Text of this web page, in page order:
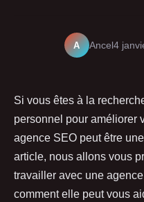
A Ancel 4
Si vous êtes à la
personnel pour améliorer
agence SEO peut être
article, nous allons vous
travailler avec une
comment elle peut vous